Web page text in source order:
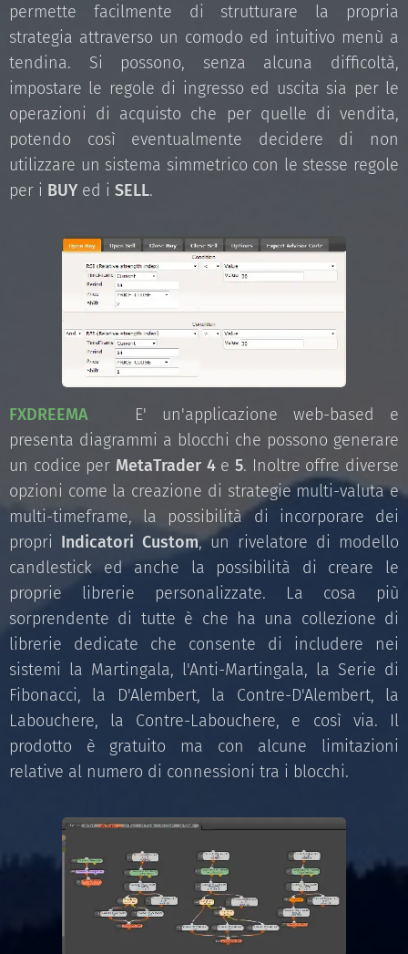
permette facilmente di strutturare la propria
strategia attraverso un comodo ed intuitivo menù a
tendina. Si possono, senza alcuna difficoltà,
impostare le regole di ingresso ed uscita sia per le
operazioni di acquisto che per quelle di vendita,
potendo così eventualmente decidere di non
utilizzare un sistema simmetrico con le stesse regole
per i BUY ed i SELL.
FXDREEMA
E' un'applicazione web-based e
presenta diagrammi a blocchi che possono generare
un codice per MetaTrader 4e5. Inoltre offre diverse
opzioni come la creazione di strategie multi-valuta e
multi-timeframe, la possibilità di incorporare dei
propri Indicatori Custom, un rivelatore di modello
candlestick ed anche la possibilità di creare le
proprie librerie personalizzate. La cosa più
sorprendente di tutte è che ha una collezione di
librerie dedicate che consente di includere nei
sistemi la Martingala, l'Anti-Martingala, la Serie di
Fibonacci, la D'Alembert, la Contre-D'Alembert, la
Labouchere, la Contre-Labouchere, e così via. Il
prodotto è gratuito ma con alcune limitazioni
relative al numero di connessioni tra i blocchi.